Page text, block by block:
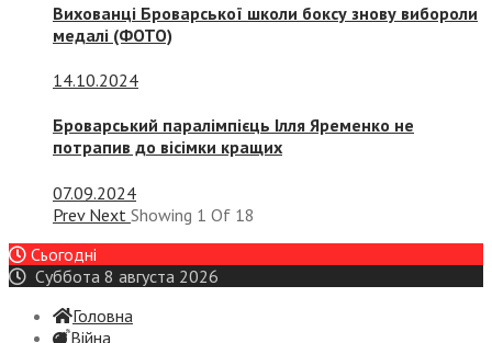
Вихованці Броварської школи боксу знову вибороли
медалі (ФОТО)
14.10.2024
Броварський паралімпієць Ілля Яременко не
потрапив до вісімки кращих
07.09.2024
Prev Next Showing 1 Of 18
Сьогодні
Суббота 8 августа 2026
Головна
Війна